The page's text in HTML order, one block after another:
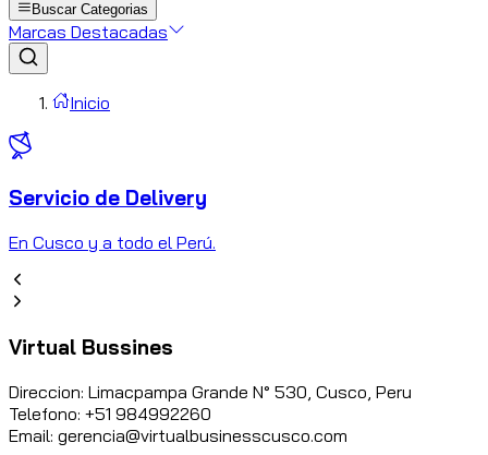
Buscar Categorias
Marcas Destacadas
Inicio
Servicio de Delivery
En Cusco y a todo el Perú.
Virtual Bussines
Direccion: Limacpampa Grande N° 530, Cusco, Peru
Telefono: +51 984992260
Email: gerencia@virtualbusinesscusco.com